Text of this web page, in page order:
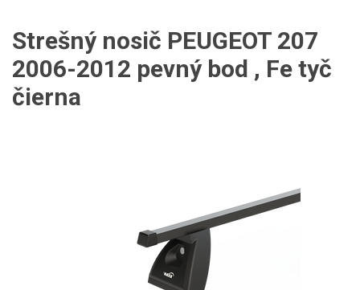
Strešný nosič PEUGEOT 207
2006-2012 pevný bod , Fe tyč
čierna